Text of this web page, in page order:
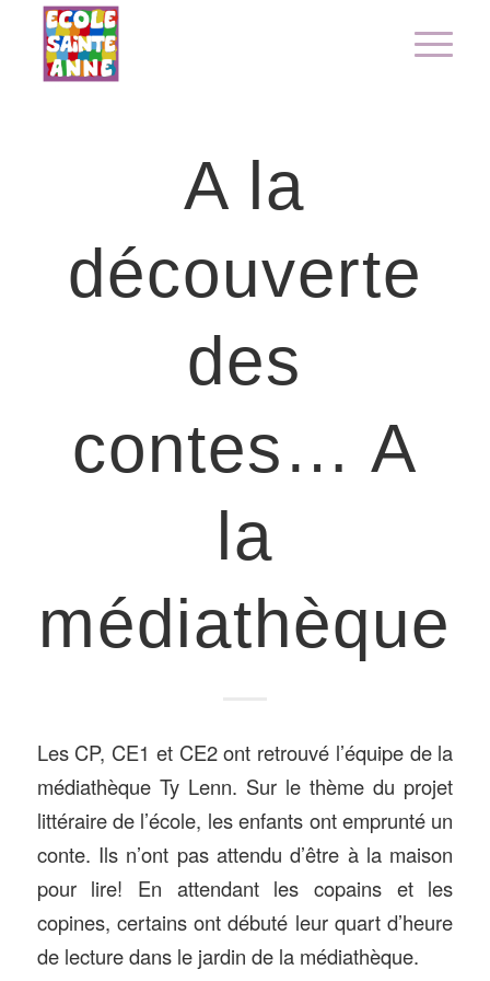
A la
découverte
des
contes… A
la
médiathèque
Les CP, CE1 et CE2 ont retrouvé l’équipe de la
médiathèque Ty Lenn. Sur le thème du projet
littéraire de l’école, les enfants ont emprunté un
conte. Ils n’ont pas attendu d’être à la maison
pour lire! En attendant les copains et les
copines, certains ont débuté leur quart d’heure
de lecture dans le jardin de la médiathèque.